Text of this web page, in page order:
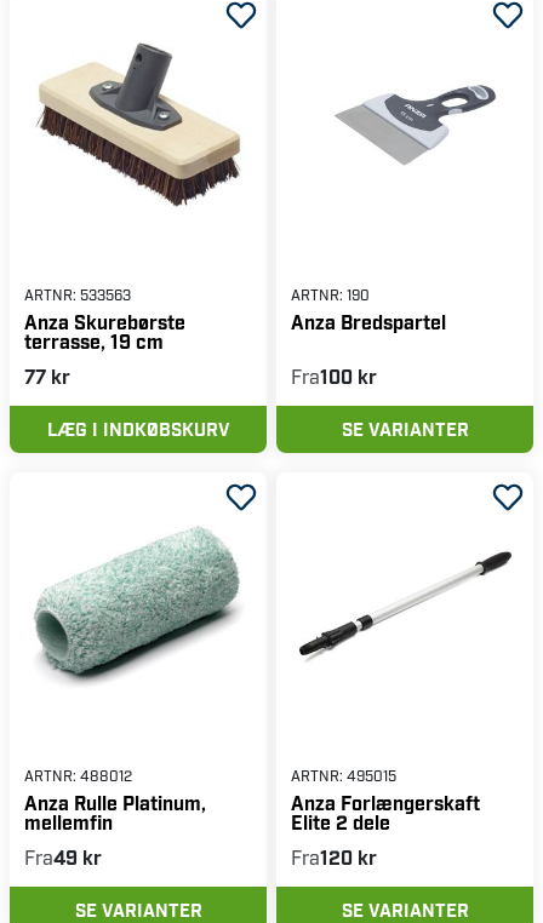
ARTNR: 533563
Anza Skurebørste
terrasse, 19 cm
77 kr
LÆG I INDKØBSKURV
ARTNR: 190
Anza Bredspartel
Fra100 kr
SE VARIANTER
ARTNR: 488012
Anza Rulle Platinum,
mellemfin
Fra49 kr
SE VARIANTER
ARTNR: 495015
Anza Forlængerskaft
Elite 2 dele
Fra120 kr
SE VARIANTER